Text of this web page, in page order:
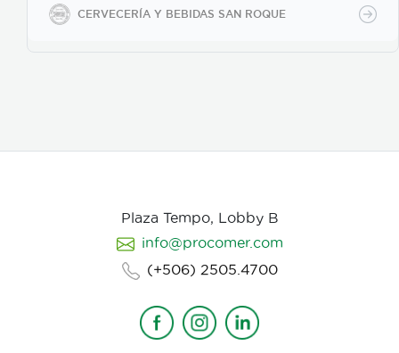
CERVECERÍA Y BEBIDAS SAN ROQUE
Plaza Tempo, Lobby B
info@procomer.com
(+506) 2505.4700